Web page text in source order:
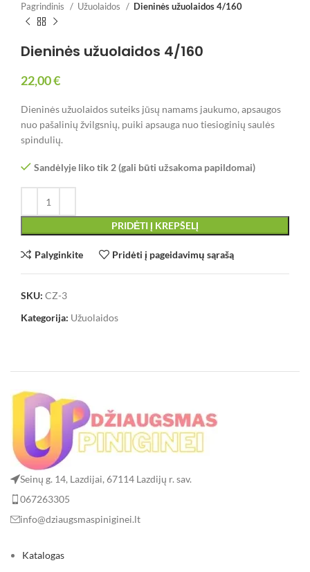
Pagrindinis Užuolaidos Dieninės užuolaidos 4/160
Dieninės užuolaidos 4/160
22,00€
Dieninės užuolaidos suteiks jūsų namams jaukumo, apsaugos
nuo pašalinių žvilgsnių, puiki apsauga nuo tiesioginių saulės
spindulių.
Sandėlyje liko tik 2 (gali būti užsakoma papildomai)
PRIDĖTI Į KREPŠELĮ
Palyginkite Pridėti į pageidavimų sąrašą
SKU: CZ-3
Kategorija: Užuolaidos
Seinų g. 14, Lazdijai, 67114 Lazdijų r. sav.
067263305
info@dziaugsmaspiniginei.lt
Katalogas